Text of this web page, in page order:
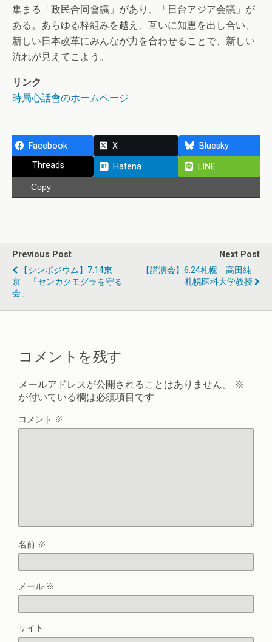
集まる「政民合同會議」があり、「日台アジア会議」が
ある。あらゆる枠組みを越え、互いに知恵を出し合い、
新しい日本改革にみんなが力を合わせることで、新しい
流れが見えてこよう。
リンク
時局心話會のホームページ
Facebook X
Bluesky
Threads
Hatena LINE
Copy
Previous Post
【シンポジウム】7.14東
京 「センカクモグラを守る
会」
Next Post
【講演会】6.24札幌 高田純
札幌医科大学教授
コメントを残す
メールアドレスが公開されることはありません。
※
が付いている欄は必須項目です
コメント ※
名前 ※
メール ※
サイト